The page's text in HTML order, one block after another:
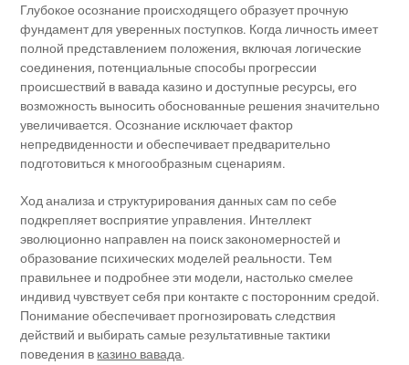
Глубокое осознание происходящего образует прочную
фундамент для уверенных поступков. Когда личность имеет
полной представлением положения, включая логические
соединения, потенциальные способы прогрессии
происшествий в вавада казино и доступные ресурсы, его
возможность выносить обоснованные решения значительно
увеличивается. Осознание исключает фактор
непредвиденности и обеспечивает предварительно
подготовиться к многообразным сценариям.
Ход анализа и структурирования данных сам по себе
подкрепляет восприятие управления. Интеллект
эволюционно направлен на поиск закономерностей и
образование психических моделей реальности. Тем
правильнее и подробнее эти модели, настолько смелее
индивид чувствует себя при контакте с посторонним средой.
Понимание обеспечивает прогнозировать следствия
действий и выбирать самые результативные тактики
поведения вказино вавада.